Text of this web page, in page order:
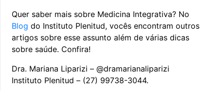
Quer saber mais sobre Medicina Integrativa? No
Blog do Instituto Plenitud, vocês encontram outros
artigos sobre esse assunto além de várias dicas
sobre saúde. Confira!
Dra. Mariana Liparizi – @dramarianaliparizi
Instituto Plenitud – (27) 99738-3044.